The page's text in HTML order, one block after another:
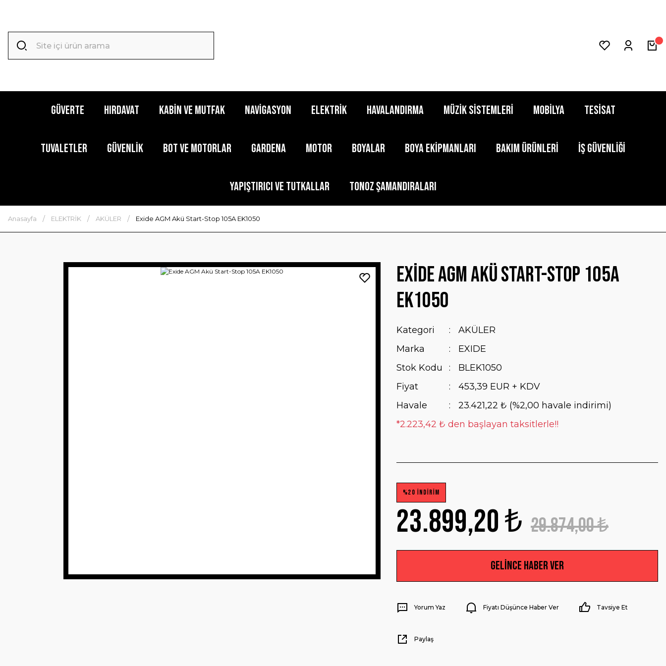
GÜVERTE HIRDAVAT KABİN ve MUTFAK NAVİGASYON ELEKTRİK HAVALANDIRMA MÜZİK SİSTEMLERİ MOBİLYA TESİSAT
TUVALETLER GÜVENLİK BOT ve MOTORLAR GARDENA MOTOR BOYALAR BOYA EKİPMANLARI BAKIM ÜRÜNLERİ İŞ GÜVENLİĞİ
YAPIŞTIRICI ve TUTKALLAR TONOZ ŞAMANDIRALARI
Anasayfa ELEKTRİK AKÜLER Exide AGM Akü Start-Stop 105A EK1050
Exide AGM Akü Start-Stop 105A
EK1050
Kategori
AKÜLER
Marka
EXIDE
Stok Kodu
BLEK1050
Fiyat
453,39 EUR + KDV
Havale
23.421,22 ₺ (%2,00 havale indirimi)
*2.223,42 ₺ den başlayan taksitlerle!!
%20 İNDİRİM
23.899,20 ₺ 29.874,00 ₺
Gelince Haber Ver
Yorum Yaz Fiyatı Düşünce Haber Ver Tavsiye Et
Paylaş